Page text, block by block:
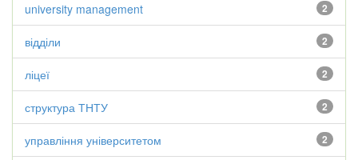
2
university management
2
відділи
2
ліцеї
2
структура ТНТУ
2
управління університетом